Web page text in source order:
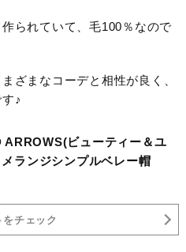
られていて、毛100％なので
ざまなコーデと相性が良く、
♪
ビューティー＆ユ
ランジシンプルベレー帽
をチェック